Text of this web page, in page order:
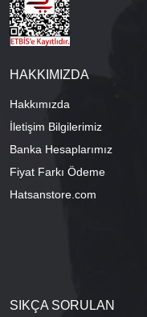
HAKKIMIZDA
Hakkımızda
İletişim Bilgilerimiz
Banka Hesaplarımız
Fiyat Farkı Ödeme
Hatsanstore.com
SIKÇA SORULAN